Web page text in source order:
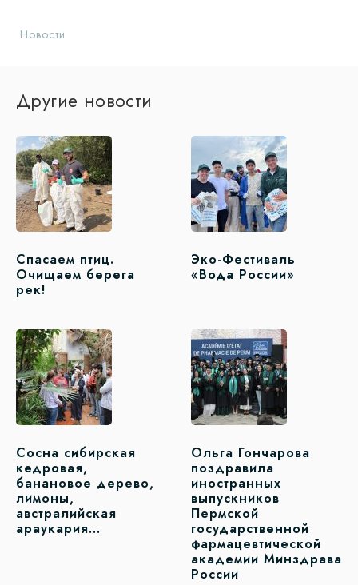
Новости
Другие новости
Спасаем птиц.
Очищаем берега
рек!
Эко-Фестиваль
«Вода России»
Сосна сибирская
кедровая,
банановое дерево,
лимоны,
австралийская
араукария…
Ольга Гончарова
поздравила
иностранных
выпускников
Пермской
государственной
фармацевтической
академии Минздрава
России